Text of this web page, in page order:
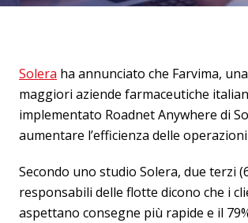
Solera ha annunciato che Farvima,
maggiori aziende farmaceutiche
implementato Roadnet Anywhere di
aumentare l’efficienza delle
Secondo uno studio Solera, due terzi
responsabili delle flotte dicono che i
aspettano consegne più rapide e il